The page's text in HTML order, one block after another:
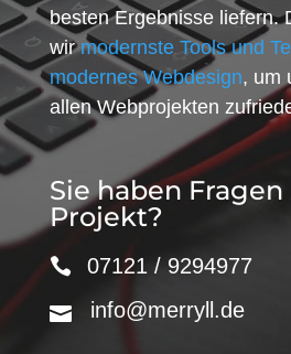
besten Ergebnisse liefern.
wirmodernste Tools und
modernes Webdesign, um
allen Webprojekten
Sie haben
Projekt?
07121 / 9294977
info@merryll.de